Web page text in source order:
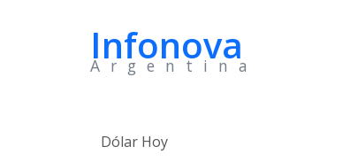
Infonova
Argentina
Dólar Hoy